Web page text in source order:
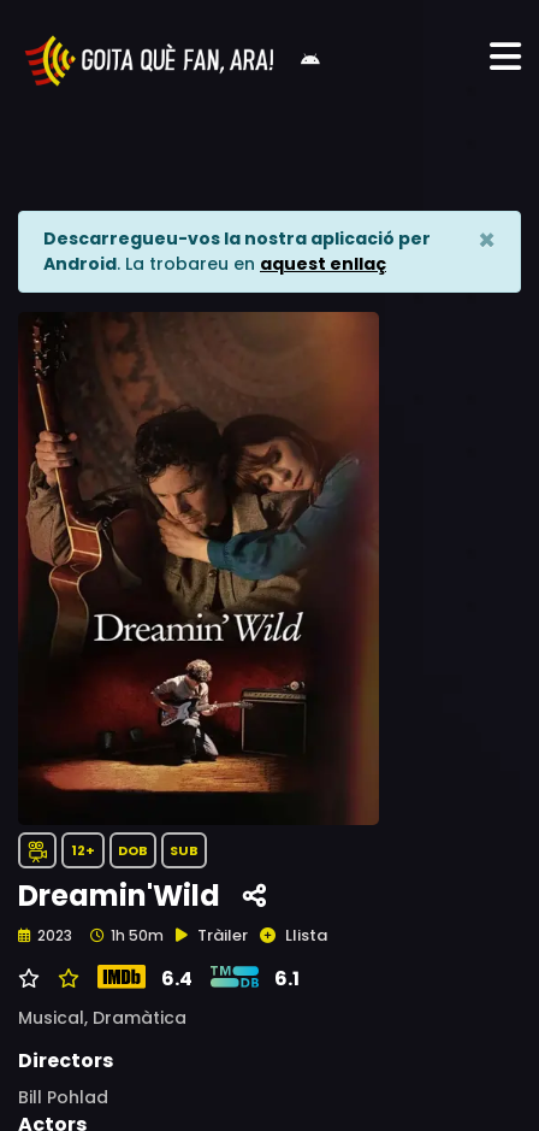
Descarregueu-vos la nostra aplicació per
Android. La trobareu en aquest enllaç
×
12+ DOB SUB
Dreamin'Wild
2023 1h 50m Tràiler Llista
6.4 6.1
Musical, Dramàtica
Directors
Bill Pohlad
Actors